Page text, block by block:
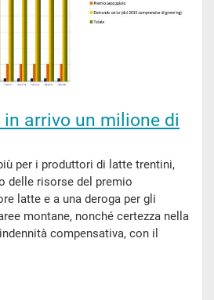
arrivo un milione di
per i produttori di latte trentini,
delle risorse del premio
latte e a una deroga per gli
montane, nonché certezza nella
compensativa, con il